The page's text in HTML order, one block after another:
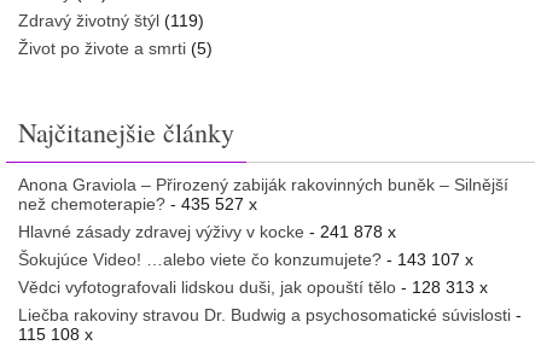
Zdravý životný štýl (119)
Život po živote a smrti (5)
Najčitanejšie články
Anona Graviola – Přirozený zabiják rakovinných buněk – Silnější
než chemoterapie? - 435 527 x
Hlavné zásady zdravej výživy v kocke - 241 878 x
Šokujúce Video! …alebo viete čo konzumujete? - 143 107 x
Vědci vyfotografovali lidskou duši, jak opouští tělo - 128 313 x
Liečba rakoviny stravou Dr. Budwig a psychosomatické súvislosti -
115 108 x